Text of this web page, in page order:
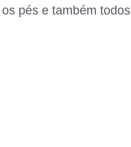
pés e também todos